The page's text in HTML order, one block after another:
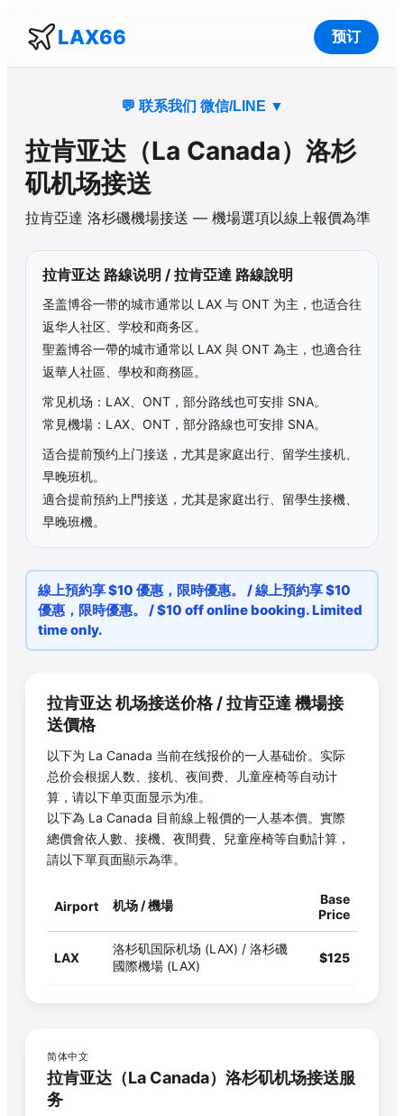
LAX66 预订
💬 联系我们 微信/LINE ▼
拉肯亚达 （La Canada）洛杉
矶机场接送
拉肯亞達 洛杉磯機場接送 — 機場選項以線上報價為準
拉肯亚达 路線说明 / 拉肯亞達 路線說明
圣盖博谷一带的城市通常以 LAX 与 ONT 为主，也适合往
返华人社区、学校和商务区。
聖蓋博谷一帶的城市通常以 LAX 與 ONT 為主，也適合往
返華人社區、學校和商務區。
常见机场：LAX、ONT，部分路线也可安排 SNA。
常見機場：LAX、ONT，部分路線也可安排 SNA。
适合提前预约上门接送，尤其是家庭出行、留学生接机、
早晚班机。
適合提前預約上門接送，尤其是家庭出行、留學生接機、
早晚班機。
線上預約享 $10 優惠，限時優惠。 / 線上預約享 $10
優惠，限時優惠。 / $10 off online booking. Limited
time only.
拉肯亚达机场接送价格 /拉肯亞達 機場接
送價格
以下为 La Canada 当前在线报价的一人基础价。实际
总价会根据人数、接机、夜间费、儿童座椅等自动计
算，请以下单页面显示为准。
以下為 La Canada 目前線上報價的一人基本價。實際
總價會依人數、接機、夜間費、兒童座椅等自動計算，
請以下單頁面顯示為準。
Airport 机场 / 機場
Base
Price
LAX
洛杉矶国际机场 (LAX) / 洛杉磯
國際機場 (LAX)
$125
简体中文
拉肯亚达 （La Canada）洛杉矶机场接送服
务